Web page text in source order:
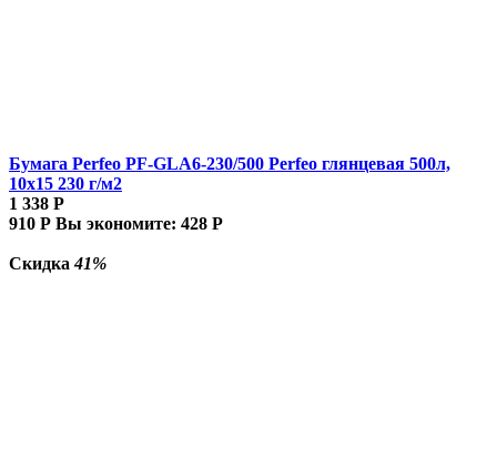
Бумага Perfeo PF-GLA6-230/500 Perfeo глянцевая 500л,
10х15 230 г/м2
1 338 Р
910 Р Вы экономите: 428 Р
Скидка41%